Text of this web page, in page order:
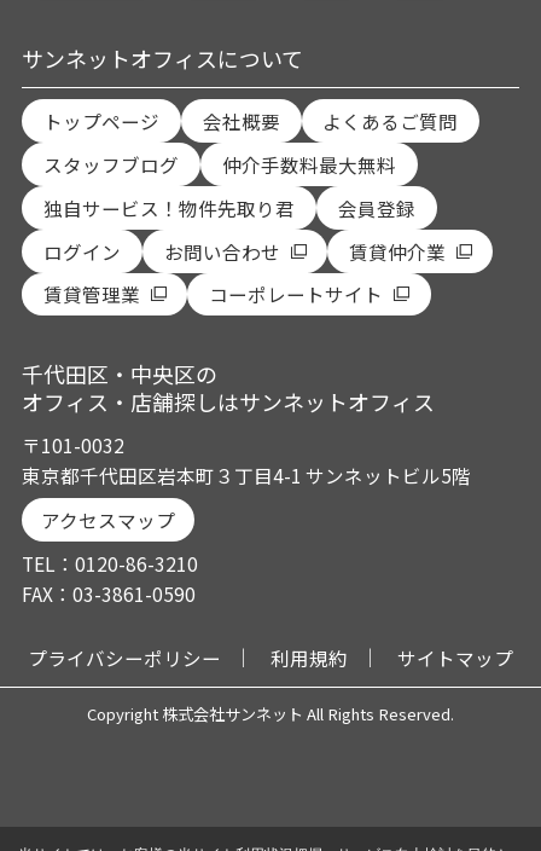
サンネットオフィスについて
トップページ 会社概要
よくあるご質問
スタッフブログ
仲介手数料最大無料
独自サービス！物件先取り君
会員登録
ログイン
お問い合わせ
賃貸仲介業
賃貸管理業
コーポレートサイト
千代田区・中央区の
オフィス・店舗探しはサンネットオフィス
〒101-0032
東京都千代田区岩本町３丁目4-1 サンネットビル5階
アクセスマップ
TEL：0120-86-3210
FAX：03-3861-0590
プライバシーポリシー 利用規約 サイトマップ
Copyright 株式会社サンネット All Rights Reserved.